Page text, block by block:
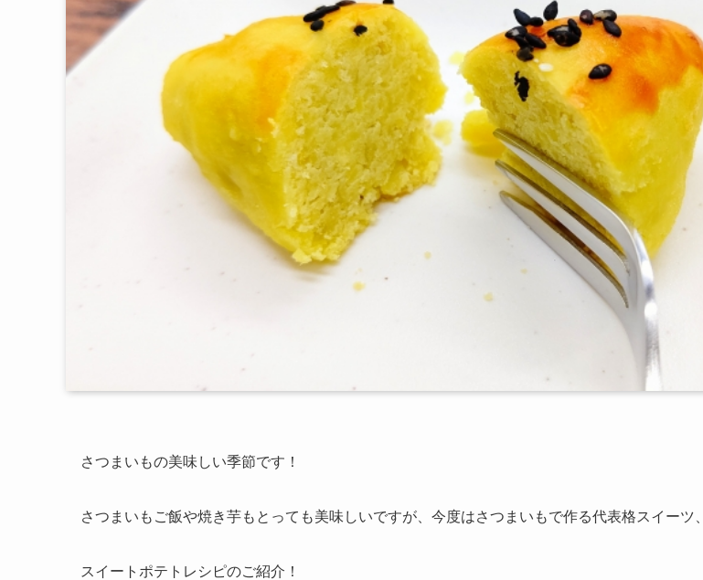
さつまいもの美味しい季節です！
さつまいもご飯や焼き芋もとっても美味しいですが、今度はさつまいもで作る代表格スイーツ、
スイートポテトレシピのご紹介！